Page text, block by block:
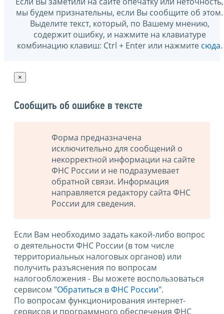
мы будем признательны, если Вы сообщите об этом.
Выделите текст, который, по Вашему мнению,
содержит ошибку, и нажмите на клавиатуре
комбинацию клавиш: Ctrl + Enter или нажмите сюда.
×
Сообщить об ошибке в тексте
Форма предназначена
исключительно для сообщений о
некорректной информации на сайте
ФНС России и не подразумевает
обратной связи. Информация
направляется редактору сайта ФНС
России для сведения.
Если Вам необходимо задать какой-либо вопрос
о деятельности ФНС России (в том числе
территориальных налоговых органов) или
получить разъяснения по вопросам
налогообложения - Вы можете воспользоваться
сервисом "Обратиться в ФНС России".
По вопросам функционирования интернет-
сервисов и программного обеспечения ФНС